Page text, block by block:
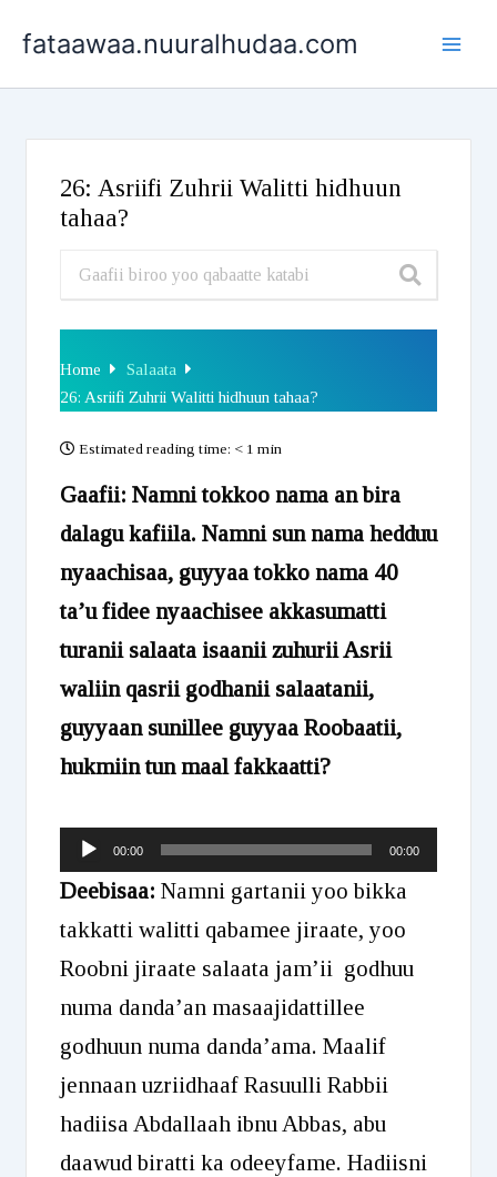
fataawaa.nuuralhudaa.com
26: Asriifi Zuhrii Walitti hidhuun
tahaa?
Home
Salaata
26: Asriifi Zuhrii Walitti hidhuun tahaa?
Estimated reading time: < 1 min
Gaafii: Namni tokkoo nama an bira
dalagu kafiila. Namni sun nama hedduu
nyaachisaa, guyyaa tokko nama 40
ta’u fidee nyaachisee akkasumatti
turanii salaata isaanii zuhurii Asrii
waliin qasrii godhanii salaatanii,
guyyaan sunillee guyyaa Roobaatii,
hukmiin tun maal fakkaatti?
Audio
Player
00:00 00:00
Deebisaa: Namni gartanii yoo bikka
takkatti walitti qabamee jiraate, yoo
Roobni jiraate salaata jam’ii godhuu
numa danda’an masaajidattillee
godhuun numa danda’ama. Maalif
jennaan uzriidhaaf Rasuulli Rabbii
hadiisa Abdallaah ibnu Abbas, abu
daawud biratti ka odeeyfame. Hadiisni